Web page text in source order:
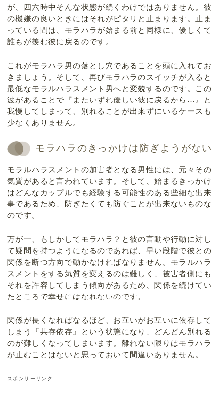
が、四六時中そんな状態が続くわけではありません。彼
の機嫌の良いときにはそれがピタリと止まります。止ま
っている間は、モラハラが始まる前と同様に、優しくて
誰もが羨む彼に戻るのです。
これがモラハラ男の落とし穴であることを頭に入れてお
きましょう。そして、再びモラハラのスイッチが入ると
最低なモラルハラスメント男へと変貌するのです。この
波があることで『またいずれ優しい彼に戻るから…』と
我慢してしまって、別れることが出来ずにいるケースも
少なくありません。
モラハラのきっかけは防ぎようがない
モラルハラスメントの加害者となる男性には、元々その
気質があると言われています。そして、始まるきっかけ
はどんなカップルでも経験する可能性のある些細な出来
事であるため、防ぎたくても防ぐことが出来ないものな
のです。
万が一、もしかしてモラハラ？と彼の言動や行動に対し
て疑問を持つようになるのであれば、早い段階で彼との
関係を断つ方向で動かなければなりません。モラルハラ
スメントをする気質を変えるのは難しく、被害者側にも
それを許容してしまう傾向があるため、関係を続けてい
たところで幸せにはなれないのです。
関係が長くなればなるほど、お互いがお互いに依存して
しまう『共存依存』という状態になり、どんどん別れる
のが難しくなってしまいます。離れない限りはモラハラ
が止むことはないと思っておいて間違いありません。
スポンサーリンク